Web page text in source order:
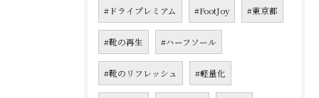
#ドライプレミアム #FootJoy #東京都
#靴の再生 #ハーフソール
#靴のリフレッシュ #軽量化